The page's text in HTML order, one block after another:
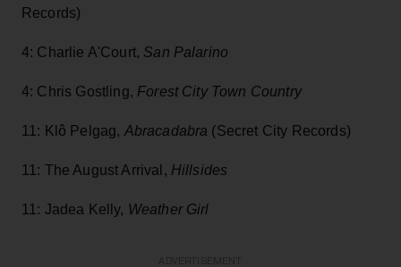
Records)
4: Charlie A'Court, San Palarino
4: Chris Gostling, Forest City Town Country
11: Klô Pelgag, Abracadabra (Secret City Records)
11: The August Arrival, Hillsides
11: Jadea Kelly, Weather Girl